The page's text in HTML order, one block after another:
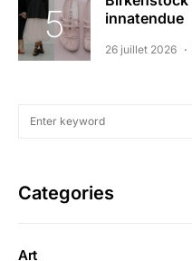
innatendue
26 juillet 2026
Categories
Art